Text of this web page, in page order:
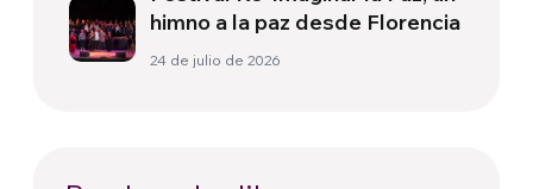
himno a la paz desde Florencia
24 de julio de 2026